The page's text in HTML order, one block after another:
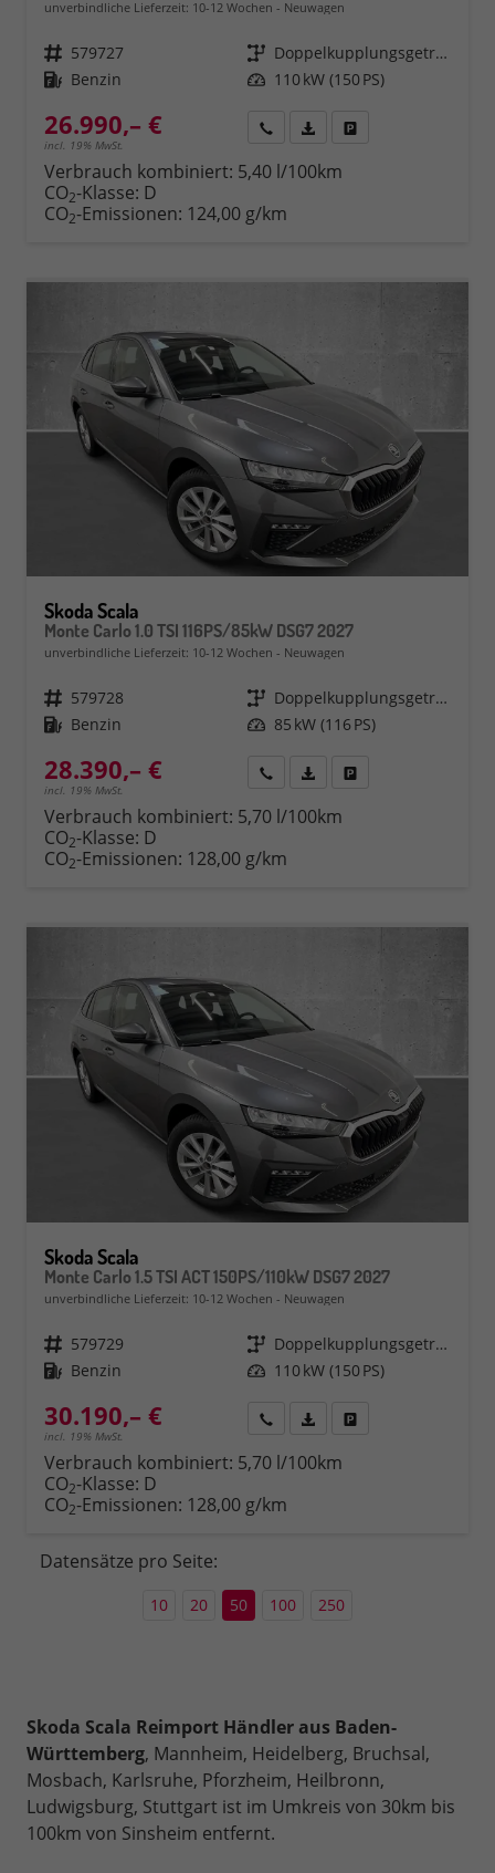
unverbindliche Lieferzeit: 10-12 Wochen Neuwagen
Fahrzeugnr. 579727 Getriebe
Doppelkupplungsgetriebe (DSG)
Kraftstoff Benzin Leistung 110 kW (150 PS)
26.990,– €
incl. 19% MwSt.
Rückruf PDF-Datei, Fahrzeugexposé
Verbrauch kombiniert: 5,40 l/100km
CO2-Klasse: D
CO2-Emissionen: 124,00 g/km
Skoda Scala
Monte Carlo 1.0 TSI 116PS/85kW DSG7 2027
unverbindliche Lieferzeit: 10-12 Wochen Neuwagen
Fahrzeugnr. 579728 Getriebe
Doppelkupplungsgetriebe (DSG)
Kraftstoff Benzin Leistung 85 kW (116 PS)
28.390,– €
incl. 19% MwSt.
Rückruf PDF-Datei, Fahrzeugexposé
Verbrauch kombiniert: 5,70 l/100km
CO2-Klasse: D
CO2-Emissionen: 128,00 g/km
Skoda Scala
Monte Carlo 1.5 TSI ACT 150PS/110kW DSG7 2027
unverbindliche Lieferzeit: 10-12 Wochen Neuwagen
Fahrzeugnr. 579729 Getriebe
Doppelkupplungsgetriebe (DSG)
Kraftstoff Benzin Leistung 110 kW (150 PS)
30.190,– €
incl. 19% MwSt.
Rückruf PDF-Datei, Fahrzeugexposé
Verbrauch kombiniert: 5,70 l/100km
CO2-Klasse: D
CO2-Emissionen: 128,00 g/km
Datensätze pro Seite:
10 20 50 100 250
Skoda Scala Reimport Händler aus Baden-
Württemberg, Mannheim, Heidelberg, Bruchsal,
Mosbach, Karlsruhe, Pforzheim, Heilbronn,
Ludwigsburg, Stuttgart ist im Umkreis von 30km bis
100km von Sinsheim entfernt.